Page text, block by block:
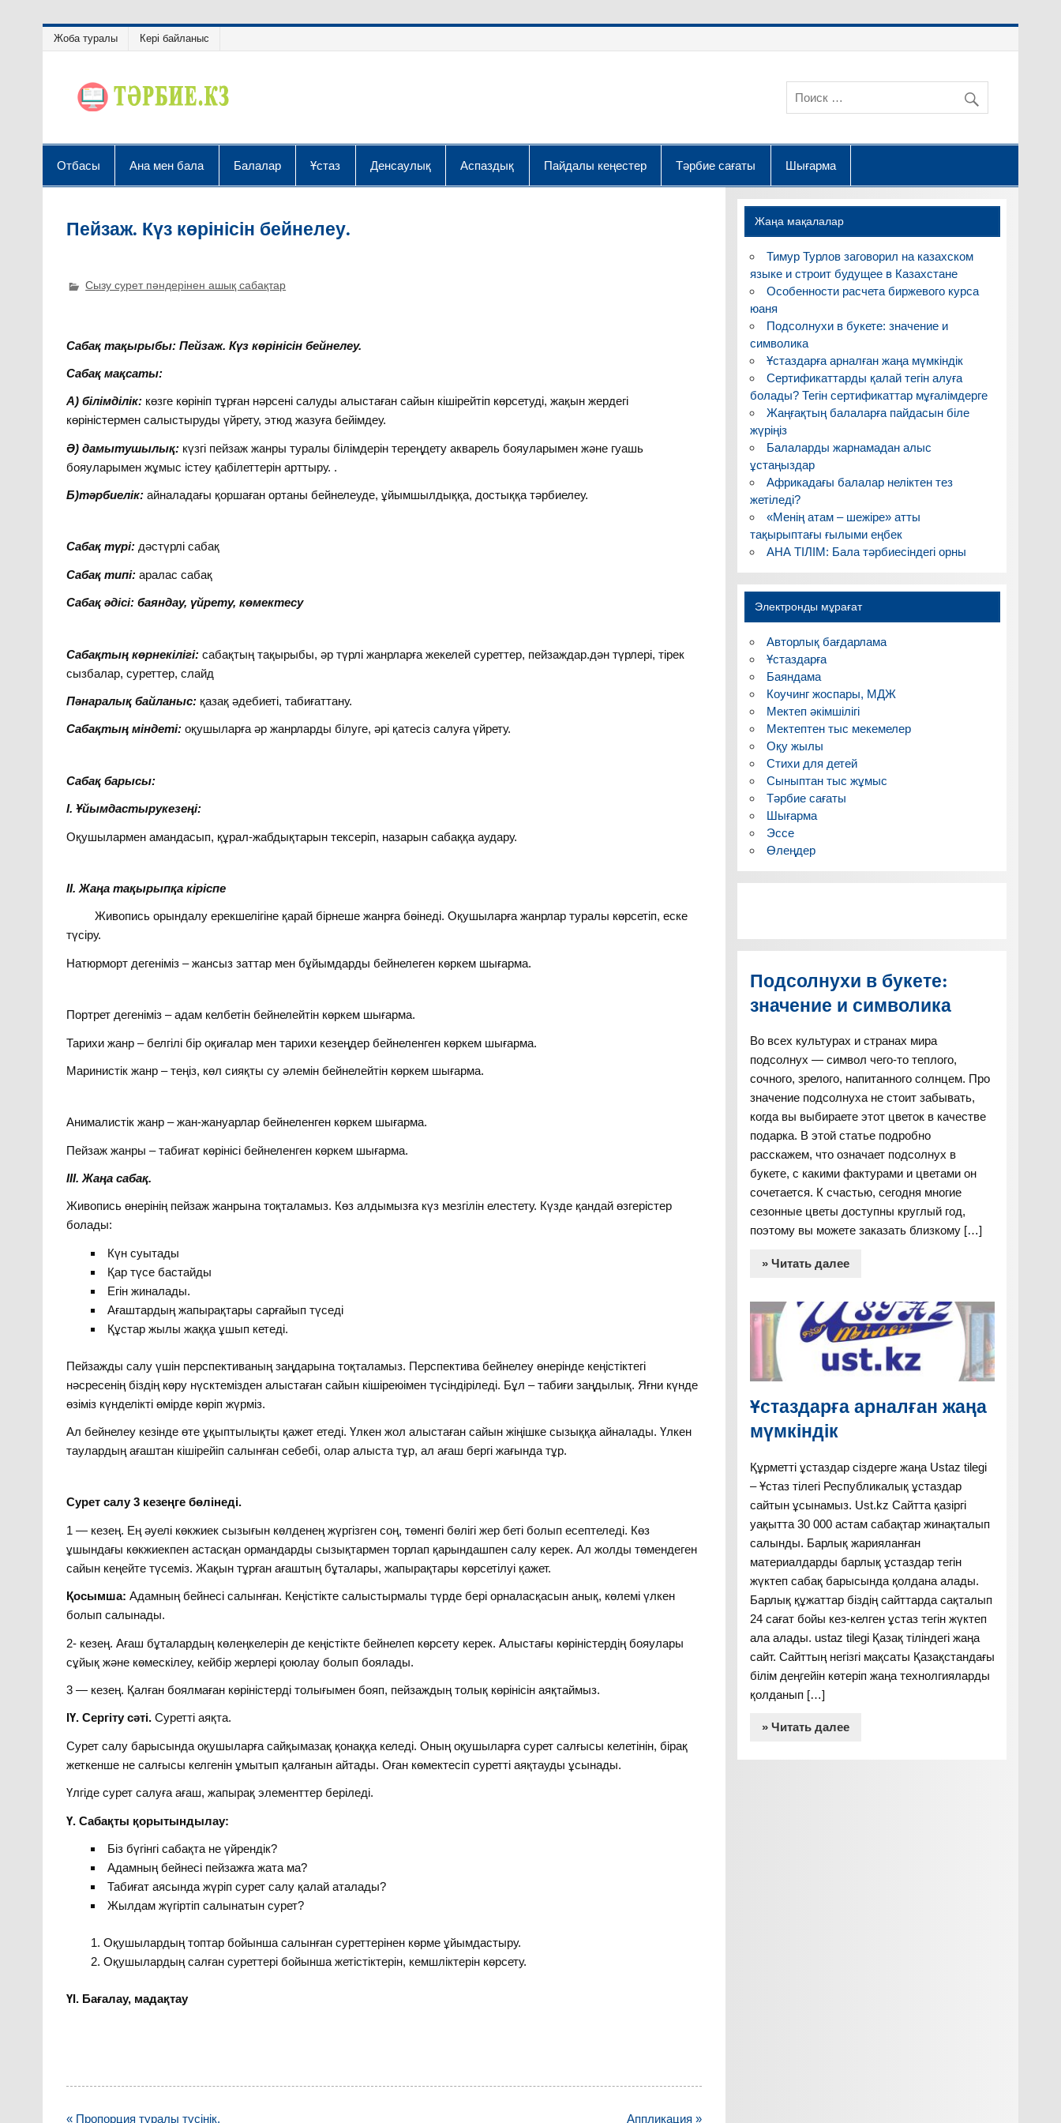
Жоба туралы Кері байланыс
Отбасы Ана мен бала Балалар Ұстаз Денсаулық Аспаздық Пайдалы кеңестер Тәрбие сағаты Шығарма
Пейзаж. Күз көрінісін бейнелеу.
Сызу сурет пәндерінен ашық сабақтар
Сабақ тақырыбы: Пейзаж. Күз көрінісін бейнелеу.
Сабақ мақсаты:
А) білімділік: көзге көрініп тұрған нәрсені салуды алыстаған сайын кішірейтіп көрсетуді, жақын жердегі
көріністермен салыстыруды үйрету, этюд жазуға бейімдеу.
Ә) дамытушылық: күзгі пейзаж жанры туралы білімдерін тереңдету акварель бояуларымен және гуашь
бояуларымен жұмыс істеу қабілеттерін арттыру. .
Б)тәрбиелік: айналадағы қоршаған ортаны бейнелеуде, ұйымшылдыққа, достыққа тәрбиелеу.
Сабақ түрі: дәстүрлі сабақ
Сабақ типі: аралас сабақ
Сабақ әдісі: баяндау, үйрету, көмектесу
Сабақтың көрнекілігі: сабақтың тақырыбы, әр түрлі жанрларға жекелей суреттер, пейзаждар.дән түрлері, тірек
сызбалар, суреттер, слайд
Пәнаралық байланыс: қазақ әдебиеті, табиғаттану.
Сабақтың міндеті: оқушыларға әр жанрларды білуге, әрі қатесіз салуға үйрету.
Сабақ барысы:
І. Ұйымдастырукезеңі:
Оқушылармен амандасып, құрал-жабдықтарын тексеріп, назарын сабаққа аудару.
ІІ. Жаңа тақырыпқа кіріспе
Живопись орындалу ерекшелігіне қарай бірнеше жанрға бөінеді. Оқушыларға жанрлар туралы көрсетіп, еске
түсіру.
Натюрморт дегеніміз – жансыз заттар мен бұйымдарды бейнелеген көркем шығарма.
Портрет дегеніміз – адам келбетін бейнелейтін көркем шығарма.
Тарихи жанр – белгілі бір оқиғалар мен тарихи кезеңдер бейнеленген көркем шығарма.
Маринистік жанр – теңіз, көл сияқты су әлемін бейнелейтін көркем шығарма.
Анималистік жанр – жан-жануарлар бейнеленген көркем шығарма.
Пейзаж жанры – табиғат көрінісі бейнеленген көркем шығарма.
ІІІ. Жаңа сабақ.
Живопись өнерінің пейзаж жанрына тоқталамыз. Көз алдымызға күз мезгілін елестету. Күзде қандай өзгерістер
болады:
Күн суытады
Қар түсе бастайды
Егін жиналады.
Ағаштардың жапырақтары сарғайып түседі
Құстар жылы жаққа ұшып кетеді.
Пейзажды салу үшін перспективаның заңдарына тоқталамыз. Перспектива бейнелеу өнерінде кеңістіктегі
нәсресенің біздің көру нүсктемізден алыстаған сайын кішіреюімен түсіндіріледі. Бұл – табиғи заңдылық. Яғни күнде
өзіміз күнделікті өмірде көріп жүрміз.
Ал бейнелеу кезінде өте ұқыптылықты қажет етеді. Үлкен жол алыстаған сайын жіңішке сызыққа айналады. Үлкен
таулардың ағаштан кішірейіп салынған себебі, олар алыста тұр, ал ағаш бергі жағында тұр.
Сурет салу 3 кезеңге бөлінеді.
1 — кезең. Ең әуелі көкжиек сызығын көлденең жүргізген соң, төменгі бөлігі жер беті болып есептеледі. Көз
ұшындағы көкжиекпен астасқан ормандарды сызықтармен торлап қарындашпен салу керек. Ал жолды төмендеген
сайын кеңейте түсеміз. Жақын тұрған ағаштың бұталары, жапырақтары көрсетілуі қажет.
Қосымша: Адамның бейнесі салынған. Кеңістікте салыстырмалы түрде бері орналасқасын анық, көлемі үлкен
болып салынады.
2- кезең. Ағаш бұталардың көлеңкелерін де кеңістікте бейнелеп көрсету керек. Алыстағы көріністердің бояулары
сұйық және көмескілеу, кейбір жерлері қоюлау болып боялады.
3 — кезең. Қалған боялмаған көріністерді толығымен бояп, пейзаждың толық көрінісін аяқтаймыз.
ІҮ. Сергіту сәті. Суретті аяқта.
Сурет салу барысында оқушыларға сайқымазақ қонаққа келеді. Оның оқушыларға сурет салғысы келетінін, бірақ
жеткенше не салғысы келгенін ұмытып қалғанын айтады. Оған көмектесіп суретті аяқтауды ұсынады.
Үлгіде сурет салуға ағаш, жапырақ элементтер беріледі.
Ү. Сабақты қорытындылау:
Біз бүгінгі сабақта не үйрендік?
Адамның бейнесі пейзажға жата ма?
Табиғат аясында жүріп сурет салу қалай аталады?
Жылдам жүгіртіп салынатын сурет?
Оқушылардың топтар бойынша салынған суреттерінен көрме ұйымдастыру.
Оқушылардың салған суреттері бойынша жетістіктерін, кемшліктерін көрсету.
ҮІ. Бағалау, мадақтау
Навигация
« Пропорция туралы түсінік. Аппликация »
Жаңа мақалалар
Тимур Турлов заговорил на казахском
языке и строит будущее в Казахстане
Особенности расчета биржевого курса
юаня
Подсолнухи в букете: значение и
символика
Ұстаздарға арналған жаңа мүмкіндік
Сертификаттарды қалай тегін алуға
болады? Тегін сертификаттар мұғалімдерге
Жаңғақтың балаларға пайдасын біле
жүріңіз
Балаларды жарнамадан алыс
ұстаңыздар
Африкадағы балалар неліктен тез
жетіледі?
«Менің атам – шежіре» атты
тақырыптағы ғылыми еңбек
АНА ТІЛІМ: Бала тәрбиесіндегі орны
Электронды мұрағат
Авторлық бағдарлама
Ұстаздарға
Баяндама
Коучинг жоспары, МДЖ
Мектеп әкімшілігі
Мектептен тыс мекемелер
Оқу жылы
Стихи для детей
Сыныптан тыс жұмыс
Тәрбие сағаты
Шығарма
Эссе
Өлеңдер
Подсолнухи в букете:
значение и символика
Во всех культурах и странах мира
подсолнух — символ чего-то теплого,
сочного, зрелого, напитанного солнцем. Про
значение подсолнуха не стоит забывать,
когда вы выбираете этот цветок в качестве
подарка. В этой статье подробно
расскажем, что означает подсолнух в
букете, с какими фактурами и цветами он
сочетается. К счастью, сегодня многие
сезонные цветы доступны круглый год,
поэтому вы можете заказать близкому […]
» Читать далее
Ұстаздарға арналған жаңа
мүмкіндік
Құрметті ұстаздар сіздерге жаңа Ustaz tilegi
– Ұстаз тілегі Республикалық ұстаздар
сайтын ұсынамыз. Ust.kz Сайтта қазіргі
уақытта 30 000 астам сабақтар жинақталып
салынды. Барлық жарияланған
материалдарды барлық ұстаздар тегін
жүктеп сабақ барысында қолдана алады.
Барлық құжаттар біздің сайттарда сақталып
24 сағат бойы кез-келген ұстаз тегін жүктеп
ала алады. ustaz tilegi Қазақ тіліндегі жаңа
сайт. Сайттың негізгі мақсаты Қазақстандағы
білім деңгейін көтеріп жаңа технолгияларды
қолданып […]
» Читать далее